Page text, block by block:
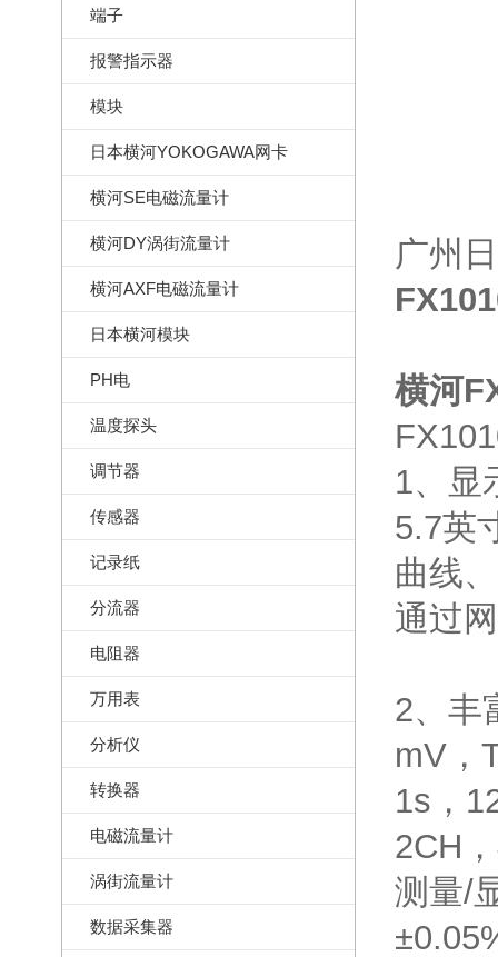
端子
报警指示器
模块
日本横河YOKOGAWA网卡
横河SE电磁流量计
横河DY涡街流量计
横河AXF电磁流量计
日本横河模块
PH电
温度探头
调节器
传感器
记录纸
分流器
电阻器
万用表
分析仪
转换器
电磁流量计
涡街流量计
数据采集器
广州
横河
1、显
5.7英
曲线
通过
2、丰
mV，
1s，
2CH
测量/